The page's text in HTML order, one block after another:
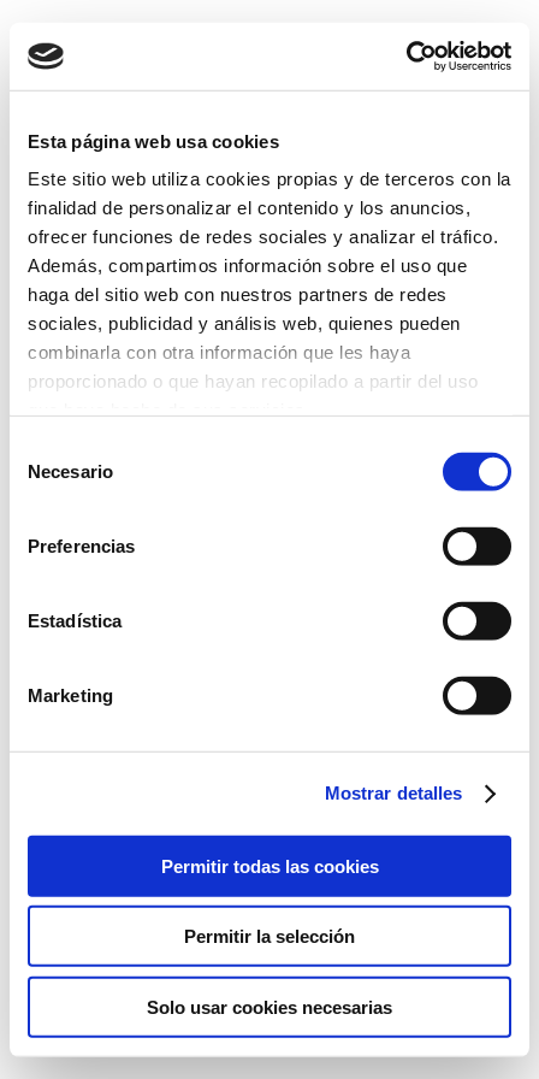
Esta página web usa cookies
Este sitio web utiliza cookies propias y de terceros con la
finalidad de personalizar el contenido y los anuncios,
ofrecer funciones de redes sociales y analizar el tráfico.
Además, compartimos información sobre el uso que
haga del sitio web con nuestros partners de redes
sociales, publicidad y análisis web, quienes pueden
combinarla con otra información que les haya
proporcionado o que hayan recopilado a partir del uso
Más información
Necesario
Preferencias
Estadística
Marketing
Mostrar detalles
Permitir todas las cookies
Permitir la selección
Solo usar cookies necesarias
Conde Alessandro Volta, 7. 46980
+34 961 366 320
©2022 Laboratorios BABÉ S.L.
POLÍTICA DE COOKIES